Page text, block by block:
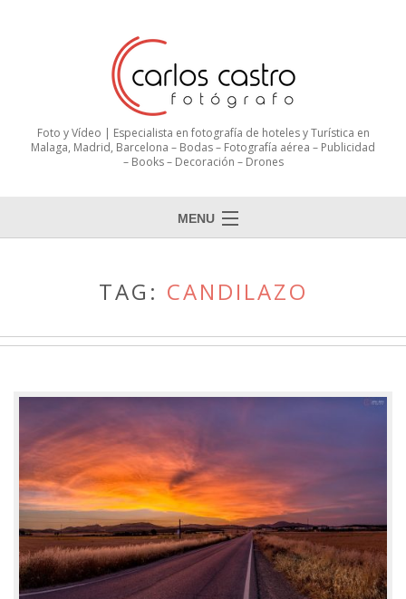
Foto y Vídeo | Especialista en fotografía de hoteles y Turística en
Malaga, Madrid, Barcelona – Bodas – Fotografía aérea – Publicidad
– Books – Decoración – Drones
MENU
TAG: CANDILAZO